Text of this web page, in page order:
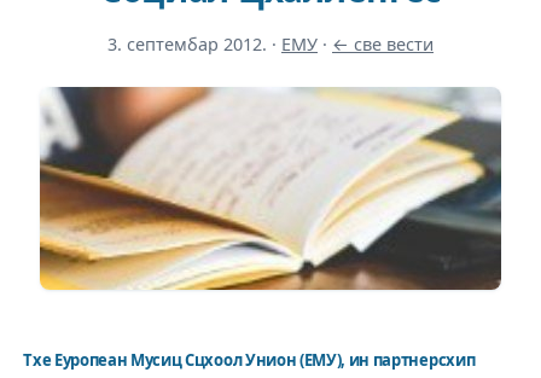
3. септембар 2012. · ЕМУ · ← све вести
Тхе Еуропеан Мусиц Сцхоол Унион (ЕМУ), ин партнерсхип